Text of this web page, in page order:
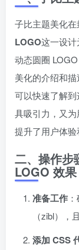
子比主题美化
LOGO这一设计
动态圆圈
美化的介绍和
可以快速了解
具吸引力，又
提升了用户体验
二、操作步
LOGO 效果
准备工作
（zibl），
添加 CSS